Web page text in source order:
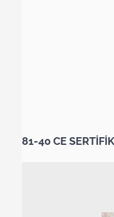
81-40 CE